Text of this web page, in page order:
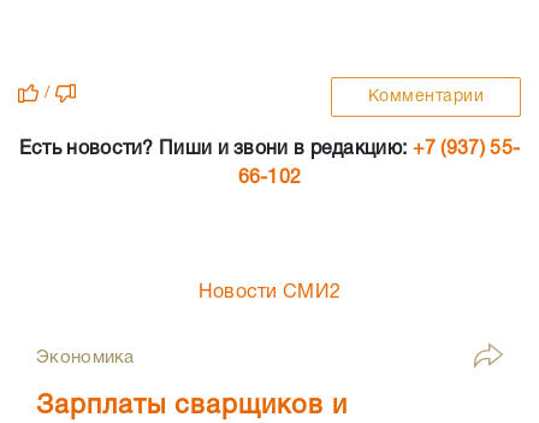
/ Комментарии
Есть новости? Пиши и звони в редакцию: +7 (937) 55-
66-102
Новости СМИ2
Экономика
Зарплаты сварщиков и